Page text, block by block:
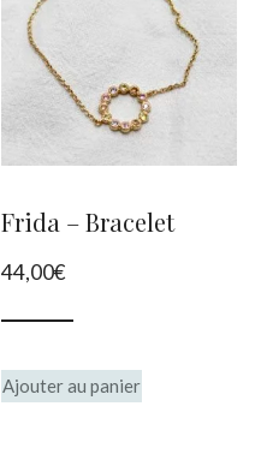
Frida – Bracelet
44,00€
Ajouter au panier